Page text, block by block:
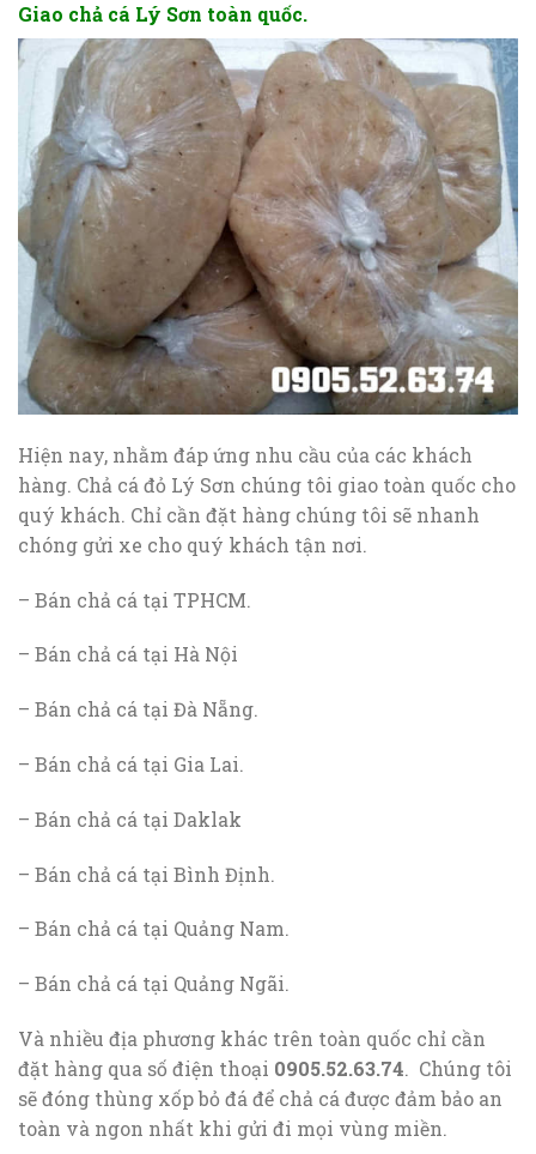
Giao chả cá Lý Sơn toàn quốc.
Hiện nay, nhằm đáp ứng nhu cầu của các khách
hàng. Chả cá đỏ Lý Sơn chúng tôi giao toàn quốc cho
quý khách. Chỉ cần đặt hàng chúng tôi sẽ nhanh
chóng gửi xe cho quý khách tận nơi.
– Bán chả cá tại TPHCM.
– Bán chả cá tại Hà Nội
– Bán chả cá tại Đà Nẵng.
– Bán chả cá tại Gia Lai.
– Bán chả cá tại Daklak
– Bán chả cá tại Bình Định.
– Bán chả cá tại Quảng Nam.
– Bán chả cá tại Quảng Ngãi.
Và nhiều địa phương khác trên toàn quốc chỉ cần
đặt hàng qua số điện thoại 0905.52.63.74. Chúng tôi
sẽ đóng thùng xốp bỏ đá để chả cá được đảm bảo an
toàn và ngon nhất khi gửi đi mọi vùng miền.